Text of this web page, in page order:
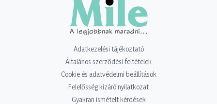
Adatkezelési tájékoztató
Általános szerződési feltételek
Cookie és adatvédelmi beállítások
Felelősség kizáró nyilatkozat
Gyakran ismételt kérdések